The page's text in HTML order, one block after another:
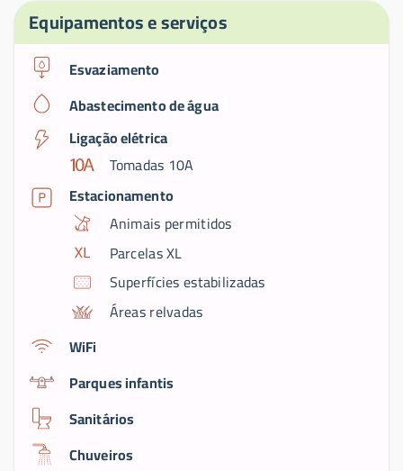
Equipamentos e serviços
Esvaziamento
Abastecimento de água
Ligação elétrica
Tomadas 10A
Estacionamento
Animais permitidos
Parcelas XL
Superfícies estabilizadas
Áreas relvadas
WiFi
Parques infantis
Sanitários
Chuveiros